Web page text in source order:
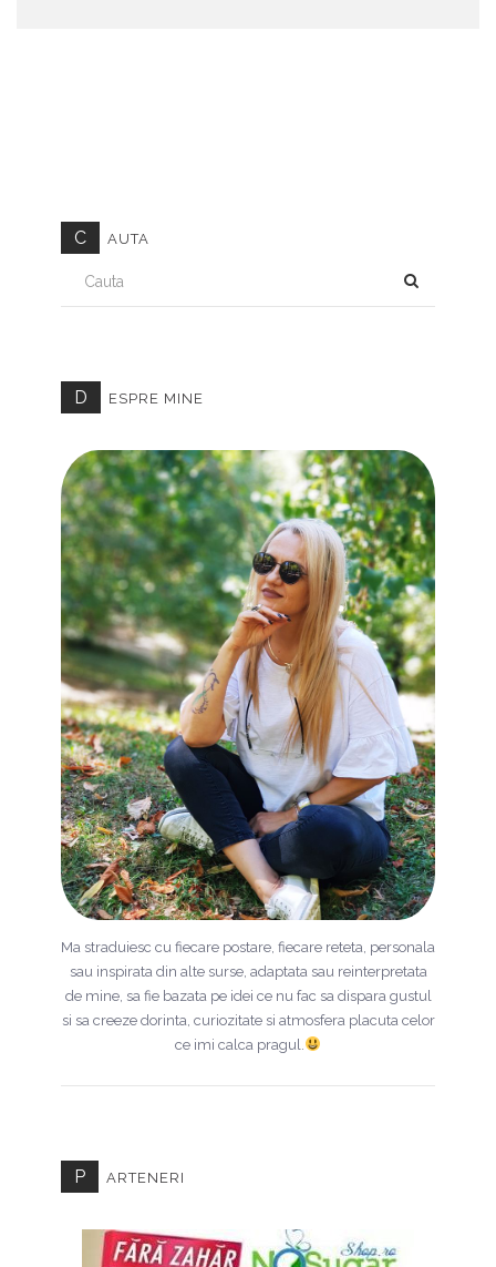
C AUTA
D ESPRE MINE
Ma straduiesc cu fiecare postare, fiecare reteta, personala
sau inspirata din alte surse, adaptata sau reinterpretata
de mine, sa fie bazata pe idei ce nu fac sa dispara gustul
si sa creeze dorinta, curiozitate si atmosfera placuta celor
ce imi calca pragul.
P ARTENERI